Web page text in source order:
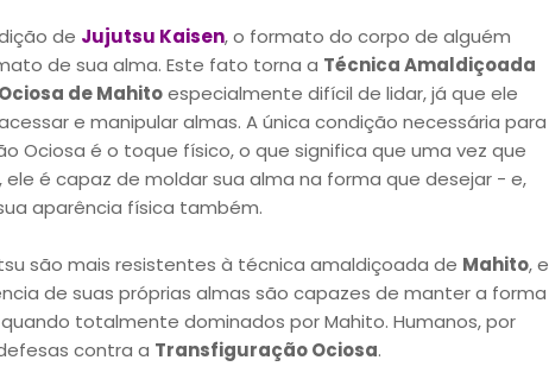
de Jujutsu Kaisen, o formato do corpo de alguém
de sua alma. Este fato torna a Técnica Amaldiçoada
de Mahitoespecialmente difícil de lidar, já que ele
e manipular almas. A única condição necessária para
Ociosa é o toque físico, o que significa que uma vez que
é capaz de moldar sua alma na forma que desejar - e,
aparência física também.
são mais resistentes à técnica amaldiçoada de Mahito, e
de suas próprias almas são capazes de manter a forma
totalmente dominados por Mahito. Humanos, por
contra a Transfiguração Ociosa.